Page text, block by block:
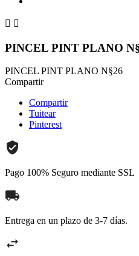
 
PINCEL PINT PLANO
PINCEL PINT PLANO N§26
Compartir
Compartir
Tuitear
Pinterest
Pago 100% Seguro mediante SSL
Entrega en un plazo de 3-7 días.